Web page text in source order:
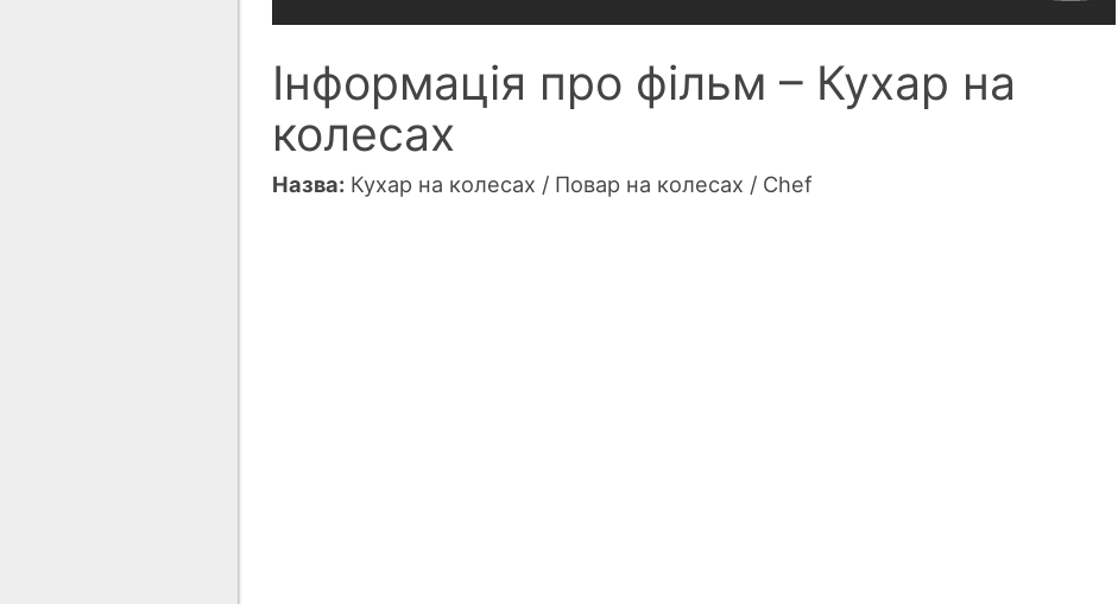
Інформація про фільм – Кухар на
колесах
Назва: Кухар на колесах / Повар на колесах / Chef